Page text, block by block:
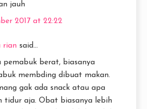
jauh
2017 at 22:22
rian said...
pemabuk berat, biasanya
membding dibuat makan.
gak ada snack atau apa
tidur aja. Obat biasanya lebih